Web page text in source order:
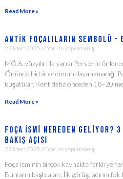
Read More »
Antik Foçalıların Sembolü –
27 Mart 2025 Yorum yapılmamış
MÖ.6. yüzyılın ilk yarısı Perslerin
Önünde hiçbir ordunun dayanamadığı
kuşattılar. Kent daha önceden 18–20
Read More »
Foça İsmi Nereden Geliyor?
Bakış Açısı
27 Mart 2025 Yorum yapılmamış
Foça isminin birçok kaynakta farklı
Bunların başlıcaları; İlk görüş, adının fok